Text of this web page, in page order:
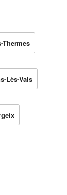
Thermes
Lès-Vals